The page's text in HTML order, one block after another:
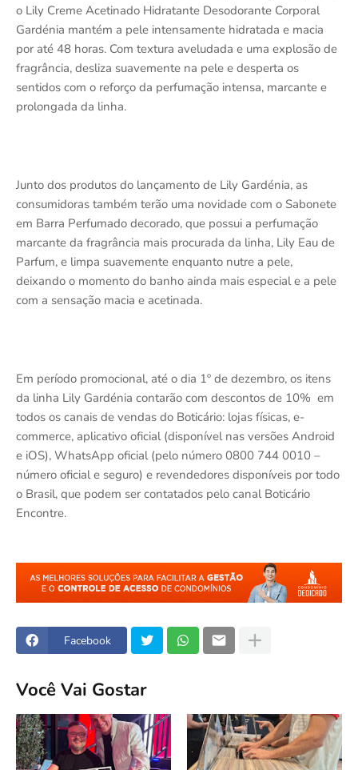
o Lily Creme Acetinado Hidratante Desodorante Corporal
Gardénia mantém a pele intensamente hidratada e macia
por até 48 horas. Com textura aveludada e uma explosão de
fragrância, desliza suavemente na pele e desperta os
sentidos com o reforço da perfumação intensa, marcante e
prolongada da linha.
Junto dos produtos do lançamento de Lily Gardénia, as
consumidoras também terão uma novidade com o Sabonete
em Barra Perfumado decorado, que possui a perfumação
marcante da fragrância mais procurada da linha, Lily Eau de
Parfum, e limpa suavemente enquanto nutre a pele,
deixando o momento do banho ainda mais especial e a pele
com a sensação macia e acetinada.
Em período promocional, até o dia 1º de dezembro, os itens
da linha Lily Gardénia contarão com descontos de 10% em
todos os canais de vendas do Boticário: lojas físicas, e-
commerce, aplicativo oficial (disponível nas versões Android
e iOS), WhatsApp oficial (pelo número 0800 744 0010 –
número oficial e seguro) e revendedores disponíveis por todo
o Brasil, que podem ser contatados pelo canal Boticário
Encontre.
Facebook
Você Vai Gostar